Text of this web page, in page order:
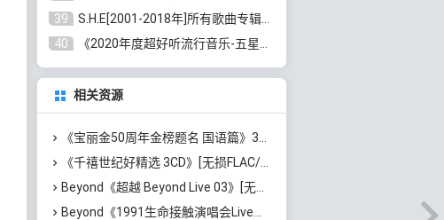
39
S.H.E[2001-2018年]所有歌曲专辑打包[无损FLAC/MP3/16.05GB]百度云网盘下载
40
《2020年度超好听流行音乐-五星珍藏版10CD》[无损WAV/MP3/6.77GB]百度云网盘下载
相关资源
《宝丽金50周年金榜题名 国语篇》3CD[无损WAV/MP3/5.86GB]百度云网盘下载
《千禧世纪好精选 3CD》[无损FLAC/MP3/1.99GB]百度云网盘下载
Beyond《超越 Beyond Live 03》[无损WAV/MP3/1.45GB]百度云网盘下载
Beyond《1991生命接触演唱会Live》无水印高清[1080P修复版/MP4/16.34GB]